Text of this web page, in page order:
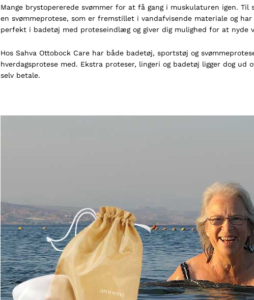
Mange brystopererede svømmer for at få gang i muskulaturen igen. Til
en svømmeprotese, som er fremstillet i vandafvisende materiale og
perfekt i badetøj med proteseindlæg og giver dig mulighed for at nyde
Hos Sahva Ottobock Care har både badetøj, sportstøj og
hverdagsprotese med. Ekstra proteser, lingeri og badetøj ligger dog ud
selv betale.